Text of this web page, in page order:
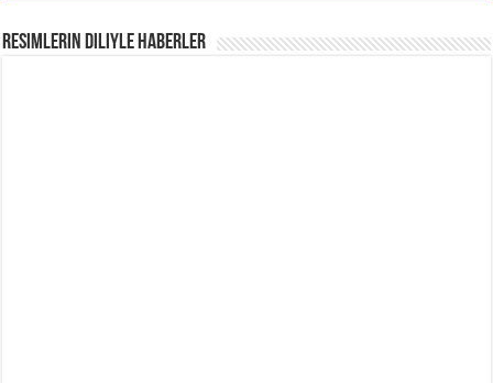
Resimlerin Diliyle Haberler